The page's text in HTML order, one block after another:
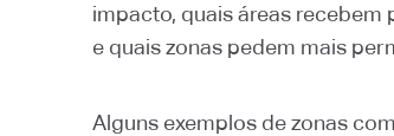
impacto, quais áreas
e quais zonas pedem mais
Alguns exemplos de zonas